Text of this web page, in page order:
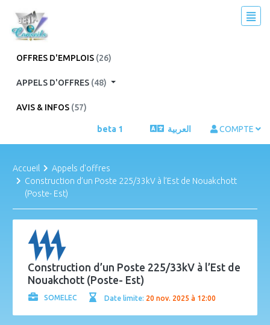
OFFRES D'EMPLOIS (26)
APPELS D'OFFRES (48)
AVIS & INFOS (57)
beta 1 العربية COMPTE
Accueil
Appels d'offres
Construction d’un Poste 225/33kV à l’Est de Nouakchott
(Poste- Est)
Construction d’un Poste 225/33kV à l’Est de
Nouakchott (Poste- Est)
SOMELEC Date limite: 20 nov. 2025 à 12:00